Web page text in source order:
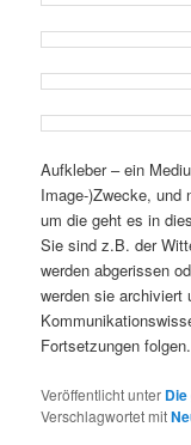
Aufkleber – ein
Image-)Zwecke, und
um die geht es in
Sie sind z.B. der
werden abgerissen
werden sie archiviert
Fortsetzungen folgen.
Veröffentlicht unter
Verschlagwortet mit